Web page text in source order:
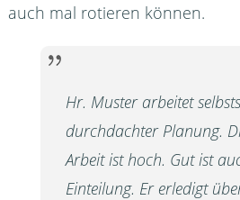
auch mal rotieren können.
Hr. Muster arbeitet
durchdachter Planung.
Arbeit ist hoch. Gut ist
Einteilung. Er erledigt